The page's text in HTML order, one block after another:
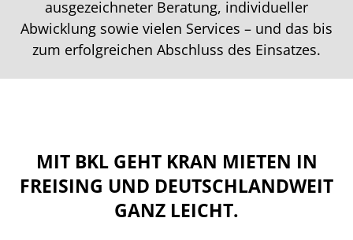
ausgezeichneter Beratung, individueller
Abwicklung sowie vielen Services – und das bis
zum erfolgreichen Abschluss des Einsatzes.
MIT BKL GEHT KRAN MIETEN IN
FREISING UND DEUTSCHLANDWEIT
GANZ LEICHT.